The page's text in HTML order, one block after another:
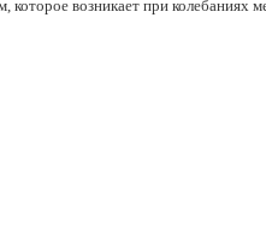
которое возникает при